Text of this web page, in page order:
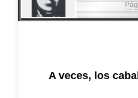
A veces, los